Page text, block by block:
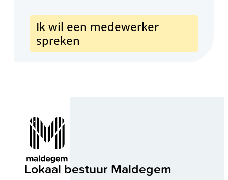
Ik wil een medewerker
spreken
Contact & openingsuren
Lokaal bestuur Maldegem